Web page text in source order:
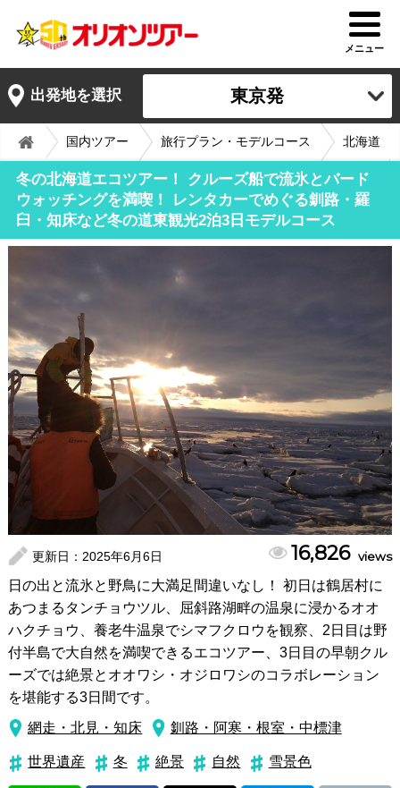
メニュー
出発地を選択 東京発
国内ツアー 旅行プラン・モデルコース 北海道
冬の北海道エコツアー！ クルーズ船で流氷とバード
ウォッチングを満喫！ レンタカーでめぐる釧路・羅
臼・知床など冬の道東観光2泊3日モデルコース
更新日： 2025年6月6日 16,826 views
日の出と流氷と野鳥に大満足間違いなし！ 初日は鶴居村に
あつまるタンチョウツル、屈斜路湖畔の温泉に浸かるオオ
ハクチョウ、養老牛温泉でシマフクロウを観察、2日目は野
付半島で大自然を満喫できるエコツアー、3日目の早朝クル
ーズでは絶景とオオワシ・オジロワシのコラボレーション
を堪能する3日間です。
網走・北見・知床
釧路・阿寒・根室・中標津
世界遺産 冬 絶景 自然 雪景色